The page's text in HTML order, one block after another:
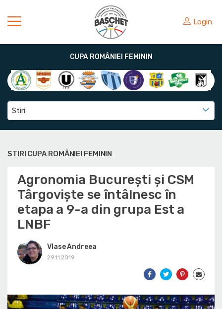
Login
CUPA ROMÂNIEI FEMININ
Stiri
STIRI CUPA ROMÂNIEI FEMININ
Agronomia București și CSM
Târgoviște se întâlnesc în
etapa a 9-a din grupa Est a
LNBF
Vlase Andreea
29.11.2019